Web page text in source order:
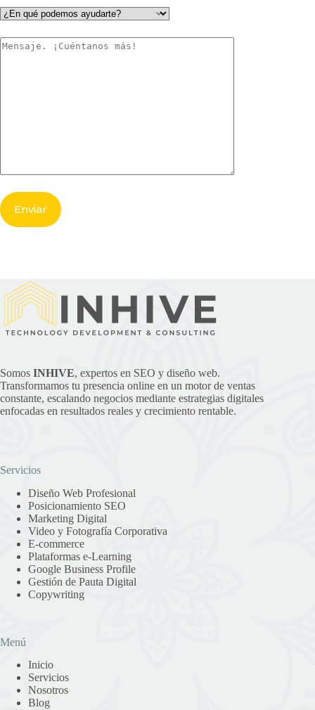
Somos INHIVE, expertos en SEO y diseño web.
Transformamos tu presencia online en un motor de ventas
constante, escalando negocios mediante estrategias digitales
enfocadas en resultados reales y crecimiento rentable.
Servicios
Diseño Web Profesional
Posicionamiento SEO
Marketing Digital
Video y Fotografía Corporativa
E-commerce
Plataformas e-Learning
Google Business Profile
Gestión de Pauta Digital
Copywriting
Menú
Inicio
Servicios
Nosotros
Blog